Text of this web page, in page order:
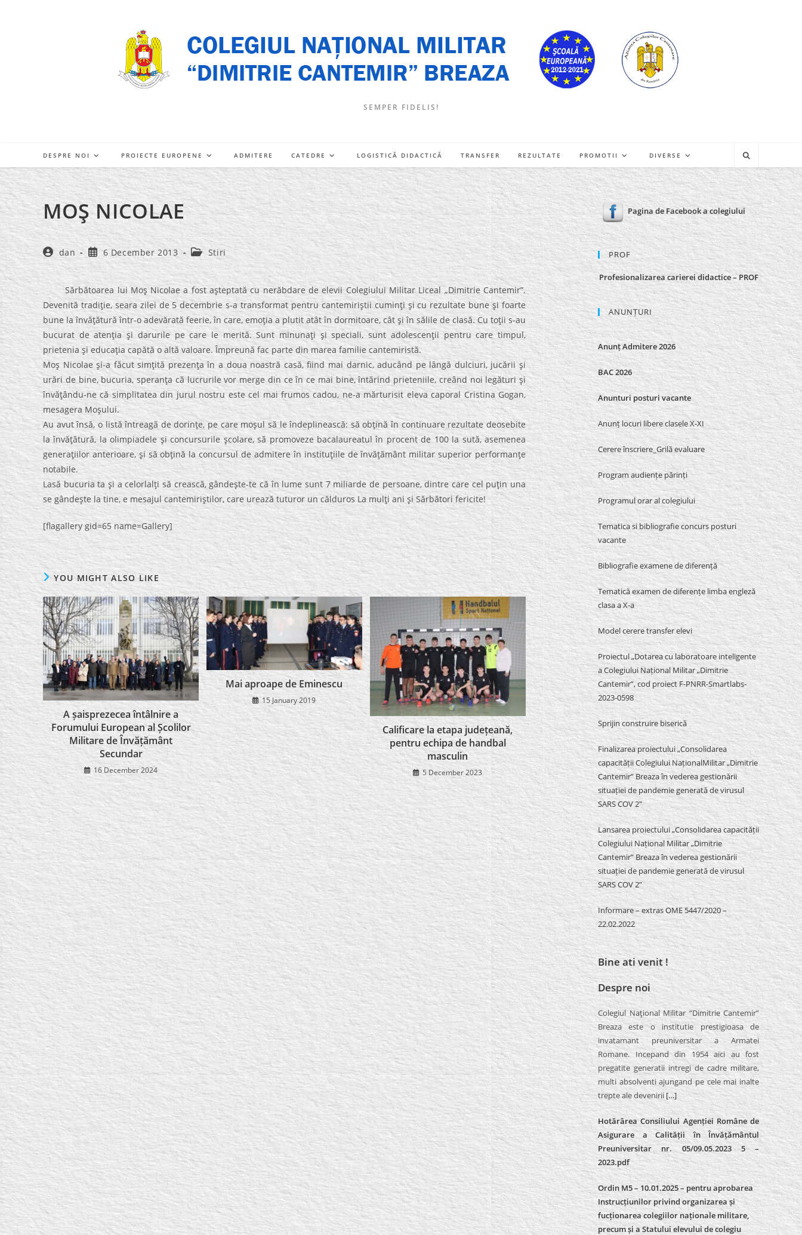
SEMPER FIDELIS!
DESPRE NOI PROIECTE EUROPENE ADMITERE CATEDRE LOGISTICĂ DIDACTICĂ TRANSFER REZULTATE PROMOTII DIVERSE
MOŞ NICOLAE
Post
author:
dan
Post
published:
6 December 2013
Post
category:
Stiri
Sărbătoarea lui Moş Nicolae a fost aşteptată cu nerăbdare de elevii Colegiului Militar Liceal „Dimitrie Cantemir”.
Devenită tradiţie, seara zilei de 5 decembrie s-a transformat pentru cantemiriştii cuminţi şi cu rezultate bune şi foarte
bune la învăţătură într-o adevărată feerie, în care, emoţia a plutit atât în dormitoare, cât şi în sălile de clasă. Cu toţii s-au
bucurat de atenţia şi darurile pe care le merită. Sunt minunaţi şi speciali, sunt adolescenţii pentru care timpul,
prietenia şi educaţia capătă o altă valoare. Împreună fac parte din marea familie cantemiristă.
Moş Nicolae şi-a făcut simţită prezenţa în a doua noastră casă, fiind mai darnic, aducând pe lângă dulciuri, jucării şi
urări de bine, bucuria, speranţa că lucrurile vor merge din ce în ce mai bine, întărind prieteniile, creând noi legături şi
învăţându-ne că simplitatea din jurul nostru este cel mai frumos cadou, ne-a mărturisit eleva caporal Cristina Gogan,
mesagera Moşului.
Au avut însă, o listă întreagă de dorinţe, pe care moşul să le îndeplinească: să obţină în continuare rezultate deosebite
la învăţătură, la olimpiadele şi concursurile şcolare, să promoveze bacalaureatul în procent de 100 la sută, asemenea
generaţiilor anterioare, şi să obţină la concursul de admitere în instituţiile de învăţământ militar superior performanţe
notabile.
Lasă bucuria ta şi a celorlalţi să crească, gândeşte-te că în lume sunt 7 miliarde de persoane, dintre care cel puţin una
se gândeşte la tine, e mesajul cantemiriştilor, care urează tuturor un călduros La mulţi ani şi Sărbători fericite!
[flagallery gid=65 name=Gallery]
YOU MIGHT ALSO LIKE
A șaisprezecea întâlnire a
Forumului European al Școlilor
Militare de Învățământ
Secundar
16 December 2024
Mai aproape de Eminescu
15 January 2019
Calificare la etapa județeană,
pentru echipa de handbal
masculin
5 December 2023
Pagina de Facebook a colegiului
PROF
Profesionalizarea carierei didactice – PROF
ANUNȚURI
Anunț Admitere 2026
BAC 2026
Anunturi posturi vacante
Anunț locuri libere clasele X-XI
Cerere înscriere_Grilă evaluare
Program audiențe părinți
Programul orar al colegiului
Tematica si bibliografie concurs posturi
vacante
Bibliografie examene de diferență
Tematică examen de diferențe limba engleză
clasa a X-a
Model cerere transfer elevi
Proiectul „Dotarea cu laboratoare inteligente
a Colegiului Național Militar „Dimitrie
Cantemir”, cod proiect F-PNRR-Smartlabs-
2023-0598
Sprijin construire biserică
Finalizarea proiectului „Consolidarea
capacității Colegiului NaționalMilitar „Dimitrie
Cantemir” Breaza în vederea gestionării
situației de pandemie generată de virusul
SARS COV 2″
Lansarea proiectului „Consolidarea capacității
Colegiului Național Militar „Dimitrie
Cantemir” Breaza în vederea gestionării
situației de pandemie generată de virusul
SARS COV 2”
Informare – extras OME 5447/2020 –
22.02.2022
Bine ati venit !
Despre noi
Colegiul Naţional Militar “Dimitrie Cantemir”
Breaza este o institutie prestigioasa de
invatamant preuniversitar a Armatei
Romane. Incepand din 1954 aici au fost
pregatite generatii intregi de cadre militare,
multi absolventi ajungand pe cele mai inalte
trepte ale devenirii […]
Hotărârea Consiliului Agenției Române de
Asigurare a Calității în Învățământul
Preuniversitar nr. 05/09.05.2023 5 –
2023.pdf
Ordin M5 – 10.01.2025 – pentru aprobarea
Instrucțiunilor privind organizarea și
fucționarea colegiilor naționale militare,
precum și a Statului elevului de colegiu